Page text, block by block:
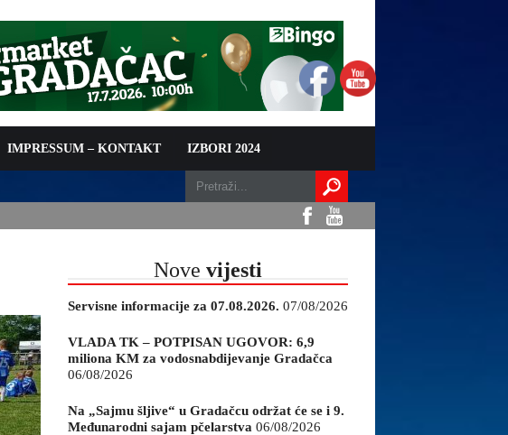
IMPRESSUM – KONTAKT IZBORI 2024
Nove vijesti
Servisne informacije za 07.08.2026. 07/08/2026
VLADA TK – POTPISAN UGOVOR: 6,9
miliona KM za vodosnabdijevanje Gradačca
06/08/2026
Na „Sajmu šljive“ u Gradačcu održat će se i 9.
Međunarodni sajam pčelarstva 06/08/2026